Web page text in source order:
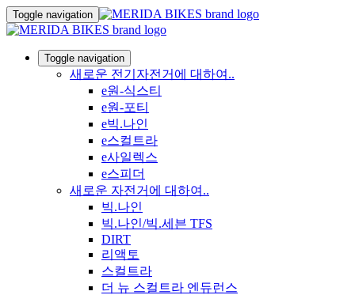
Toggle navigation
Toggle navigation
새로운 전기자전거에 대하여..
e원-식스티
e원-포티
e빅.나인
e스컬트라
e사일렉스
e스피더
새로운 자전거에 대하여..
빅.나인
빅.나인/빅.세븐 TFS
DIRT
리액토
스컬트라
더 뉴 스컬트라 엔듀런스